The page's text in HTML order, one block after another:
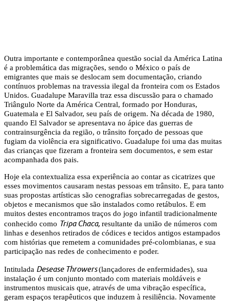
Outra importante e contemporânea questão social da América Latina
é a problemática das migrações, sendo o México o país de
emigrantes que mais se deslocam sem documentação, criando
contínuos problemas na travessia ilegal da fronteira com os Estados
Unidos. Guadalupe Maravilla traz essa discussão para o chamado
Triângulo Norte da América Central, formado por Honduras,
Guatemala e El Salvador, seu país de origem. Na década de 1980,
quando El Salvador se apresentava no ápice das guerras de
contrainsurgência da região, o trânsito forçado de pessoas que
fugiam da violência era significativo. Guadalupe foi uma das muitas
das crianças que fizeram a fronteira sem documentos, e sem estar
acompanhada dos pais.
Hoje ela contextualiza essa experiência ao contar as cicatrizes que
esses movimentos causaram nestas pessoas em trânsito. E, para tanto
suas propostas artísticas são cenografias sobrecarregadas de gestos,
objetos e mecanismos que são instalados como retábulos. E em
muitos destes encontramos traços do jogo infantil tradicionalmente
conhecido como Tripa Chaca, resultante da união de números com
linhas e desenhos retirados de códices e tecidos antigos estampados
com histórias que remetem a comunidades pré-colombianas, e sua
participação nas redes de conhecimento e poder.
Intitulada Desease Throwers(lançadores de enfermidades), sua
instalação é um conjunto montado com materiais moldáveis e
instrumentos musicais que, através de uma vibração específica,
geram espaços terapêuticos que induzem à resiliência. Novamente